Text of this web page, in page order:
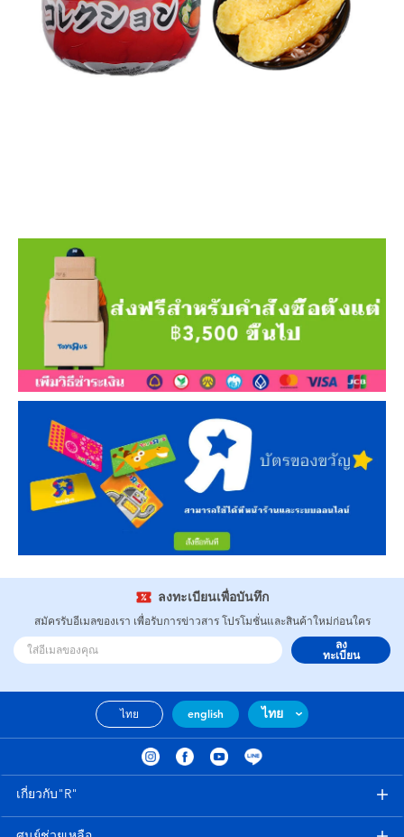
ลงทะเบียนเพื่อบันทึก
สมัครรับอีเมลของเรา เพื่อรับการข่าวสาร โปรโมชั่นและสินค้าใหม่ก่อนใคร
ลง
ทะเบียน
ไทย english ไทย
เกี่ยวกับ"R"